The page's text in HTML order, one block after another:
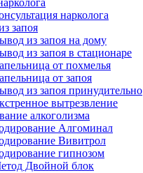
нарколога
запоя
из запоя на дому
из запоя в стационаре
от похмелья
от запоя
из запоя принудительно
вытрезвление
алкоголизма
Алгоминал
Вивитрол
гипнозом
Двойной блок